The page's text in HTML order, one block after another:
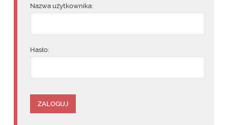
Nazwa użytkownika:
Hasło: